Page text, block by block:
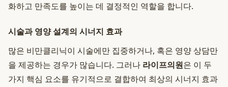
화하고 만족도를 높이는 데 결정적인 역할을 합니다.
시술과 영양 설계의 시너지 효과
많은 비만클리닉이 시술에만 집중하거나, 혹은 영양 상담만
을 제공하는 경우가 많습니다. 그러나 라이프의원은 이 두
가지 핵심 요소를 유기적으로 결합하여 최상의 시너지 효과